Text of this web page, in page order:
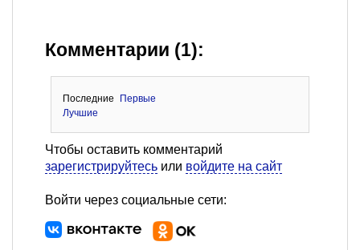
Комментарии (1):
Последние
Первые
Лучшие
Чтобы оставить комментарий
зарегистрируйтесь или войдите на сайт
Войти через социальные сети: